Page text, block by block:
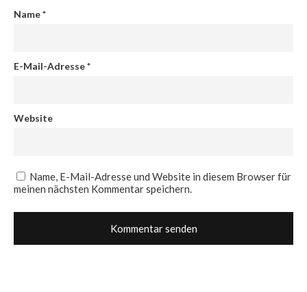
Name*
E-Mail-Adresse*
Website
Name, E-Mail-Adresse und Website in diesem Browser für
meinen nächsten Kommentar speichern.